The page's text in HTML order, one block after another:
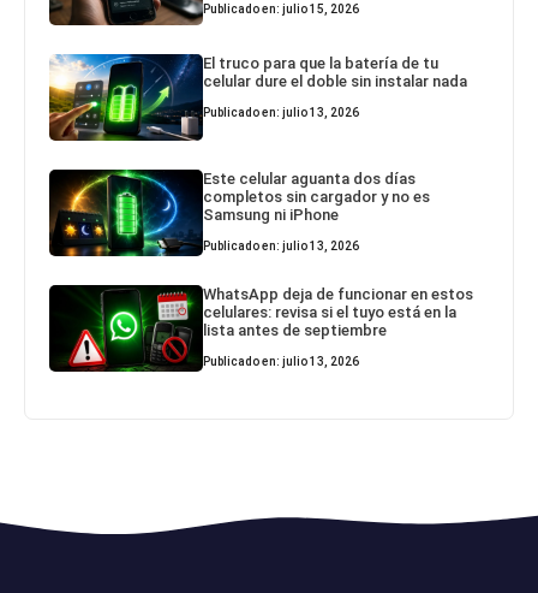
Publicado en: julio 15, 2026
El truco para que la batería de tu
celular dure el doble sin instalar nada
Publicado en: julio 13, 2026
Este celular aguanta dos días
completos sin cargador y no es
Samsung ni iPhone
Publicado en: julio 13, 2026
WhatsApp deja de funcionar en estos
celulares: revisa si el tuyo está en la
lista antes de septiembre
Publicado en: julio 13, 2026